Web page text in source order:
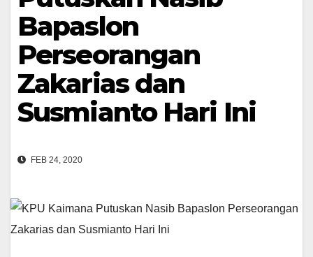
Bapaslon
Perseorangan
Zakarias dan
Susmianto Hari Ini
FEB 24, 2020